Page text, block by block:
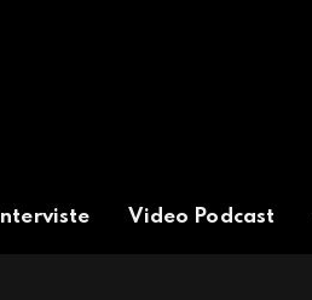
Interviste Video Podcast